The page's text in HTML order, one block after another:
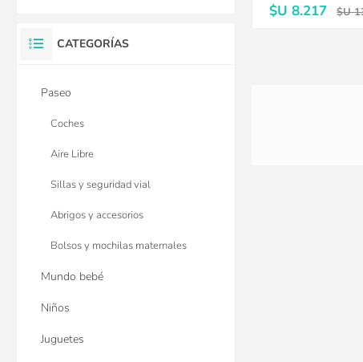
$U 8.217 $U
CATEGORÍAS
Paseo
Coches
Aire Libre
Sillas y seguridad vial
Abrigos y accesorios
Bolsos y mochilas maternales
Mundo bebé
Niños
Juguetes